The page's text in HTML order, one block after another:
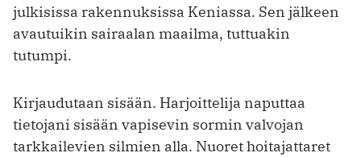
julkisissa rakennuksissa Keniassa. Sen jälkeen
avautuikin sairaalan maailma, tuttuakin
tutumpi.
Kirjaudutaan sisään. Harjoittelija naputtaa
tietojani sisään vapisevin sormin valvojan
tarkkailevien silmien alla. Nuoret hoitajattaret